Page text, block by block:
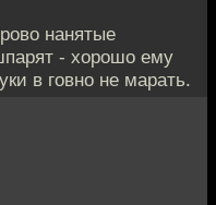
нанятые
- хорошо ему
в говно не марать.